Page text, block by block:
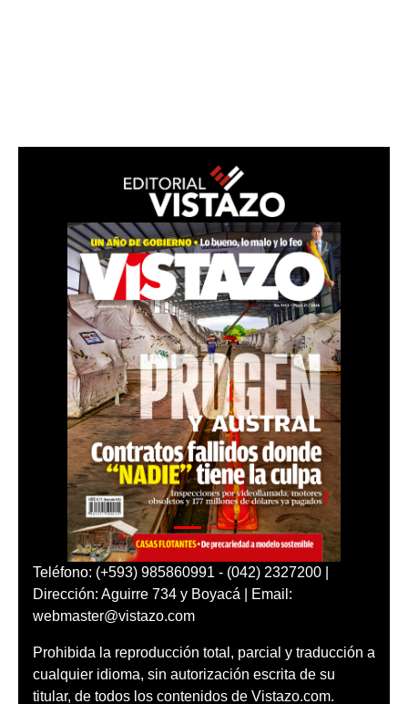
Teléfono: (+593) 985860991 - (042) 2327200 |
Dirección: Aguirre 734 y Boyacá | Email:
webmaster@vistazo.com
Prohibida la reproducción total, parcial y traducción a
cualquier idioma, sin autorización escrita de su
titular, de todos los contenidos de Vistazo.com.